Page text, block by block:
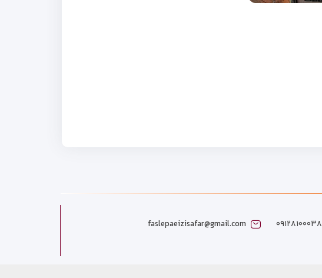
۰۹۱۲۸۱۰۰۰۳۸ faslepaeizisafar@gmail.com